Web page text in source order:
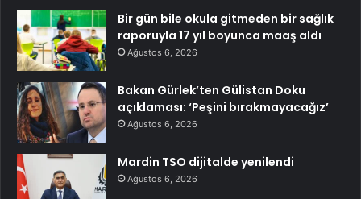
Bir gün bile okula gitmeden bir sağlık
raporuyla 17 yıl boyunca maaş aldı
Ağustos 6, 2026
Bakan Gürlek’ten Gülistan Doku
açıklaması: ‘Peşini bırakmayacağız’
Ağustos 6, 2026
Mardin TSO dijitalde yenilendi
Ağustos 6, 2026